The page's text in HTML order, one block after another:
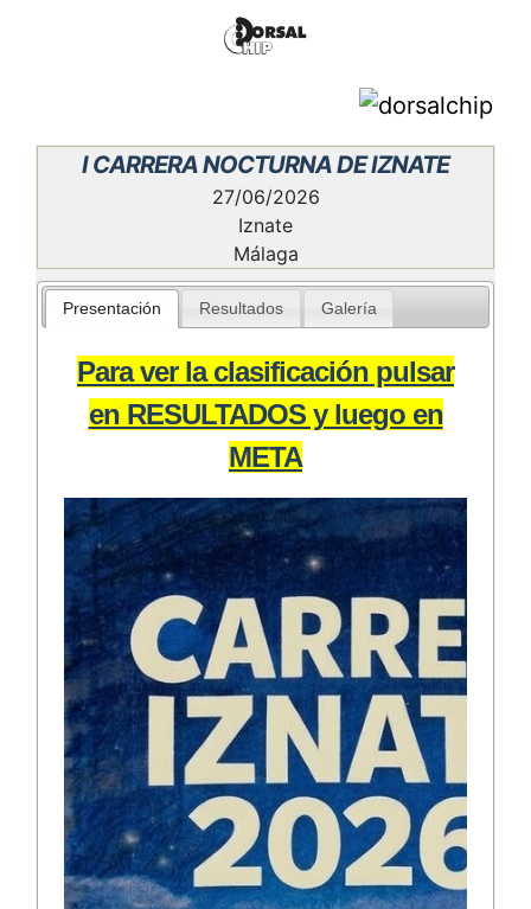
I CARRERA NOCTURNA DE IZNATE
27/06/2026
Iznate
Málaga
Presentación Resultados Galería
Para ver la clasificación pulsar
en RESULTADOS y luego en
META